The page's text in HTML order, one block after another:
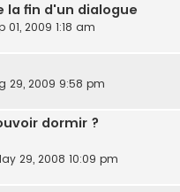
la fin d'un dialogue
01, 2009 1:18 am
29, 2009 9:58 pm
dormir ?
29, 2008 10:09 pm